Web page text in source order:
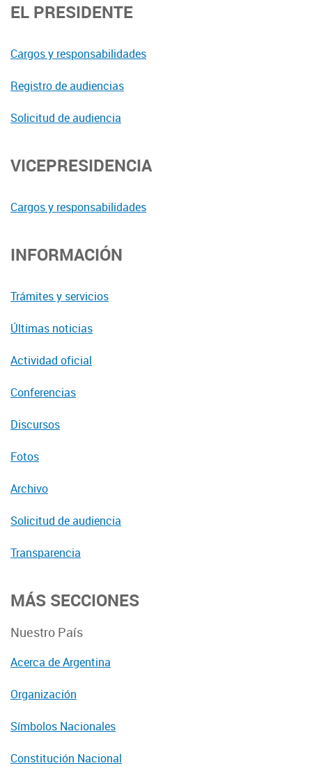
EL PRESIDENTE
Cargos y responsabilidades
Registro de audiencias
Solicitud de audiencia
VICEPRESIDENCIA
Cargos y responsabilidades
INFORMACIÓN
Trámites y servicios
Últimas noticias
Actividad oficial
Conferencias
Discursos
Fotos
Archivo
Solicitud de audiencia
Transparencia
MÁS SECCIONES
Nuestro País
Acerca de Argentina
Organización
Símbolos Nacionales
Constitución Nacional